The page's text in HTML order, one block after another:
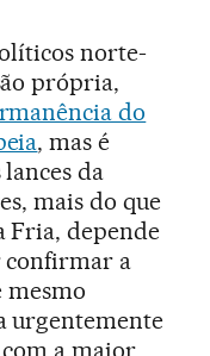
norte-
própria,
do
, mas é
da
mais do que
Fria, depende
confirmar a
urgentemente
a maior